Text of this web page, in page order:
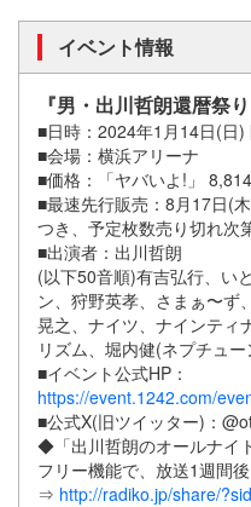
イベント情報
『男・出川哲朗還暦祭
■日時：2024年1月14日(日
■会場：横浜アリーナ
■価格：「ヤバいよ!」
■最速先行販売：8月17日(
つき、予定枚数売り切れ次
■出演者：出川哲朗
(以下50音順)有吉弘行、い
ン、狩野英孝、さまぁ〜ず
晃之、ナイツ、ナインティ
リズム、堀内健(ネプチュー
■イベント公式HP：
https://event.1242.com/
■公式X(旧ツイッター)：
◆「出川哲朗のオールナイ
フリー機能で、放送1週間
⇒ http://radiko.jp/share/